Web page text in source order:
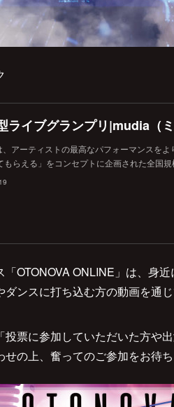
ライブグランプリ|mudia（ミ
アーティストの最高なパフォーマンスを
もらえる」をコンセプトに企画された全国
OTONOVA ONLINE」は、身
ダンスに打ち込む方の動画を通
票に参加していただいた方や
の上、奮ってのご参加をお待